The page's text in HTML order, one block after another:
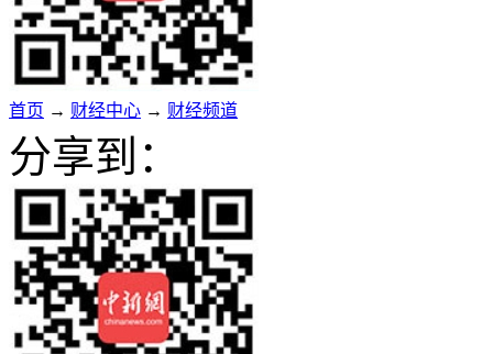
首页 → 财经中心 → 财经频道
分享到：